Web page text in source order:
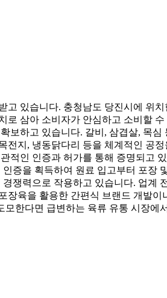
있습니다. 충청남도 당진시에 위
삼아 소비자가 안심하고 소비할
보하고 있습니다. 갈비, 삼겹살, 목심
지, 냉동닭다리 등을 체계적인 공정
적인 인증과 허가를 통해 증명되고
증을 획득하여 원료 입고부터 포장
쟁력으로 작용하고 있습니다. 업계
장육을 활용한 간편식 브랜드 개발이
한다면 급변하는 육류 유통 시장에